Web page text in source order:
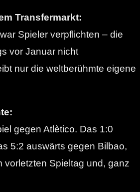
Transfermarkt:
Spieler verpflichten – die
vor Januar nicht
nur die weltberühmte eigene
gegen Atlètico. Das 1:0
5:2 auswärts gegen Bilbao,
vorletzten Spieltag und, ganz